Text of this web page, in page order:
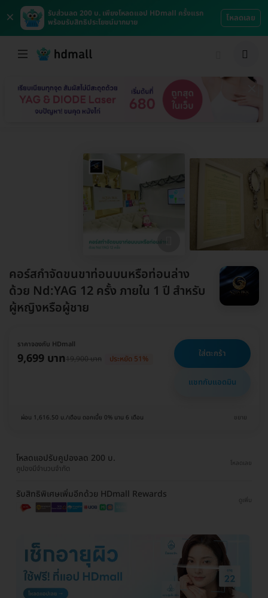
×
รับส่วนลด 200 บ. เพียงโหลดแอป HDmall ครั้งแรก
พร้อมรับสิทธิประโยชน์มากมาย
โหลดเลย
คอร์สกำจัดขนขาท่อนบนหรือท่อนล่าง
ด้วย Nd:YAG 12 ครั้ง ภายใน 1 ปี สำหรับ
ผู้หญิงหรือผู้ชาย
ราคาจองกับ HDmall
9,699 บาท19,900 บาท ประหยัด 51% ใส่ตะกร้า
แชทกับแอดมิน
ผ่อน 1,616.50 บ./เดือน ดอกเบี้ย 0% นาน 6 เดือน ขยาย
โหลดแอปรับคูปองลด 200 บ.
คูปองมีจำนวนจำกัด
โหลดเลย
รับสิทธิพิเศษเพิ่มอีกด้วย HDmall Rewards
ดูเพิ่ม